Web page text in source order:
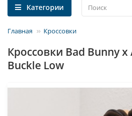
Категории
Главная Кроссовки
Кроссовки Bad Bunny
Buckle Low